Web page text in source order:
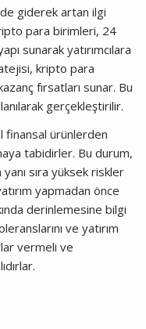
giderek artan ilgi
para birimleri, 24
sunarak yatırımcılara
kripto para
fırsatları sunar. Bu
gerçekleştirilir.
finansal ürünlerden
tabidirler. Bu durum,
sıra yüksek riskler
yapmadan önce
derinlemesine bilgi
ve yatırım
vermeli ve